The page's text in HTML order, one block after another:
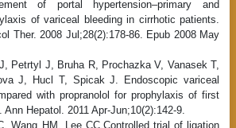
of portal hypertension–primary and
of variceal bleeding in cirrhotic patients.
Ther. 2008 Jul;28(2):178-86. Epub 2008 May
Petrtyl J, Bruha R, Prochazka V, Vanasek T,
J, Hucl T, Spicak J. Endoscopic variceal
with propranolol for prophylaxis of first
Ann Hepatol. 2011 Apr-Jun;10(2):142-9.
Wang HM, Lee CC.Controlled trial of ligation